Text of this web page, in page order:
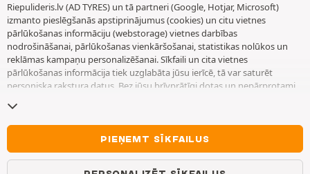
Riepulideris.lv (AD TYRES) un tā partneri (Google, Hotjar, Microsoft)
izmanto pieslēgšanās apstiprinājumus (cookies) un citu vietnes
pārlūkošanas informāciju (webstorage) vietnes darbības
nodrošināšanai, pārlūkošanas vienkāršošanai, statistikas nolūkos un
reklāmas kampaņu personalizēšanai. Sīkfaili un cita vietnes
pārlūkošanas informācija tiek uzglabāta jūsu ierīcē, tā var saturēt
personiska rakstura datus. Bez jūsu brīvprātīgi dotas un nepārprotami
pārlūkošanas informāciju, izņemot to, kas nepieciešama vietnes
darbības nodrošināšanai. Mēs saglabājam jūsu izvēli 6 mēnešus ilgu
laiku periodu. Jūs varat jebkurā brīdī atsaukt savu piekrišanu, dodoties
uz lapuSīkfaili un cita vietnes pārlūkošanas informācija. Jūs varat
izvēlēties turpināt pārlūkošanu bez piekrišanas sīkfailu un citas vietnes
PIEŅEMT SĪKFAILUS